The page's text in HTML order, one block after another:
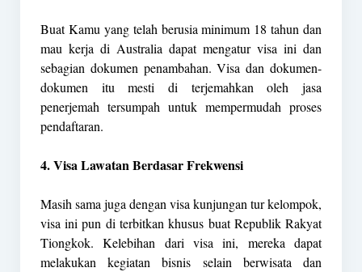
Buat Kamu yang telah berusia minimum 18 tahun dan
mau kerja di Australia dapat mengatur visa ini dan
sebagian dokumen penambahan. Visa dan dokumen-
dokumen itu mesti di terjemahkan oleh jasa
penerjemah tersumpah untuk mempermudah proses
pendaftaran.
4. Visa Lawatan Berdasar Frekwensi
Masih sama juga dengan visa kunjungan tur kelompok,
visa ini pun di terbitkan khusus buat Republik Rakyat
Tiongkok. Kelebihan dari visa ini, mereka dapat
melakukan kegiatan bisnis selain berwisata dan